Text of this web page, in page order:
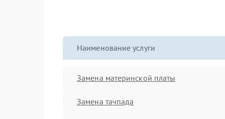
Наименование услуги
Замена материнской платы
Замена тачпада